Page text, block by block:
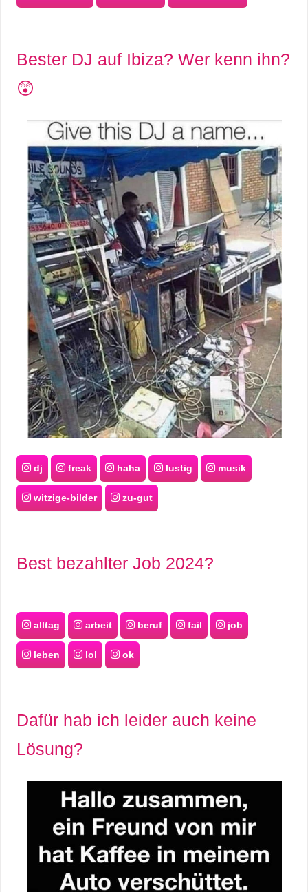
Bester DJ auf Ibiza? Wer kenn ihn?
😲
dj freak haha lustig musik
witzige-bilder zu-gut
Best bezahlter Job 2024?
alltag arbeit beruf fail job
leben lol ok
Dafür hab ich leider auch keine
Lösung?